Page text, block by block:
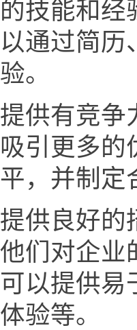
的技能和经
以通过简历
验。
提供有竞争
吸引更多的
平，并制定
提供良好的
他们对企业
可以提供易
体验等。